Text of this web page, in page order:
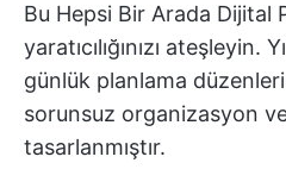
Bu Hepsi Bir Arada Dijital
yaratıcılığınızı ateşleyin.
günlük planlama
sorunsuz organizasyon
tasarlanmıştır.